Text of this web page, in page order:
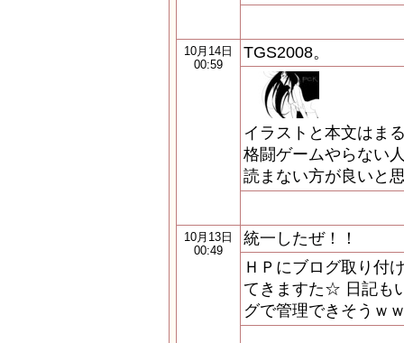
10月14日
00:59
TGS2008。
イラストと本文はま
格闘ゲームやらない
読まない方が良いと
10月13日
00:49
統一したぜ！！
ＨＰにブログ取り付
てきますた☆ 日記も
グで管理できそうｗ